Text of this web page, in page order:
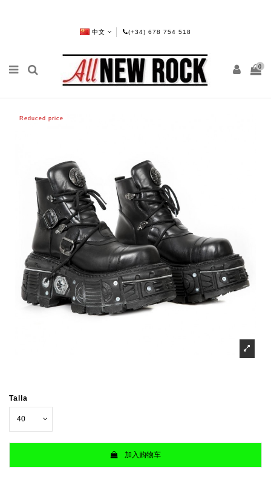
中文 (+34) 678 754 518
0
Reduced price
Talla
加入购物车